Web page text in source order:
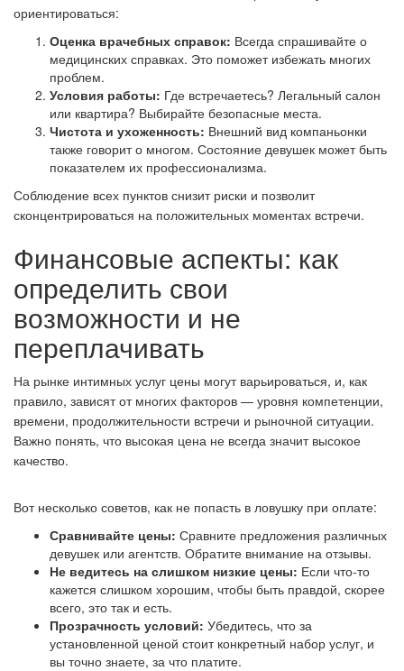
ориентироваться:
Оценка врачебных справок: Всегда спрашивайте о
медицинских справках. Это поможет избежать многих
проблем.
Условия работы: Где встречаетесь? Легальный салон
или квартира? Выбирайте безопасные места.
Чистота и ухоженность: Внешний вид компаньонки
также говорит о многом. Состояние девушек может быть
показателем их профессионализма.
Соблюдение всех пунктов снизит риски и позволит
сконцентрироваться на положительных моментах встречи.
Финансовые аспекты: как
определить свои
возможности и не
переплачивать
На рынке интимных услуг цены могут варьироваться, и, как
правило, зависят от многих факторов — уровня компетенции,
времени, продолжительности встречи и рыночной ситуации.
Важно понять, что высокая цена не всегда значит высокое
качество.
Вот несколько советов, как не попасть в ловушку при оплате:
Сравнивайте цены: Сравните предложения различных
девушек или агентств. Обратите внимание на отзывы.
Не ведитесь на слишком низкие цены: Если что-то
кажется слишком хорошим, чтобы быть правдой, скорее
всего, это так и есть.
Прозрачность условий: Убедитесь, что за
установленной ценой стоит конкретный набор услуг, и
вы точно знаете, за что платите.